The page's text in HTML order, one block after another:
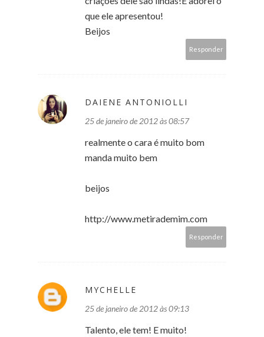
que ele apresentou!
Beijos
Responder
DAIENE ANTONIOLLI
25 de janeiro de 2012 às 08:57
realmente o cara é muito bom
manda muito bem
beijos
http://www.metirademim.com
Responder
MYCHELLE
25 de janeiro de 2012 às 09:13
Talento, ele tem! E muito!